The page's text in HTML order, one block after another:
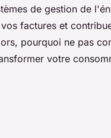
de gestion de
factures et
pourquoi ne pas
votre